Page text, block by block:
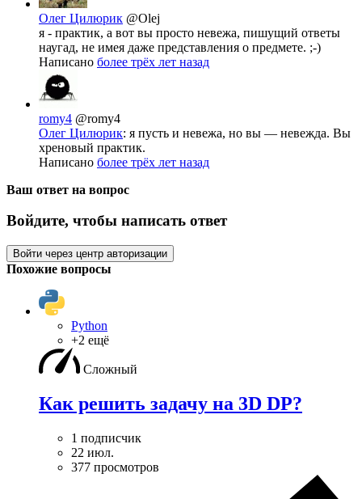
Олег Цилюрик @Olej
я - практик, а вот вы просто невежа, пишущий ответы
наугад, не имея даже представления о предмете. ;-)
Написано более трёх лет назад
romy4 @romy4
Олег Цилюрик: я пусть и невежа, но вы — невежда. Вы
хреновый практик.
Написано более трёх лет назад
Ваш ответ на вопрос
Войдите, чтобы написать ответ
Войти через центр авторизации
Похожие вопросы
Python
+2 ещё
Сложный
Как решить задачу на 3D DP?
1 подписчик
22 июл.
377 просмотров